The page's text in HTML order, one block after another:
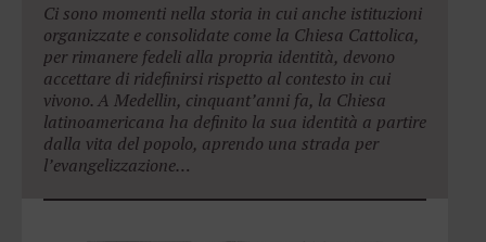
Ci sono momenti nella storia in cui anche istituzioni
organizzate e consolidate come la Chiesa Cattolica,
per rimanere fedeli alla propria identità, devono
accettare di ridefinirsi rispetto al contesto in cui
vivono. A Medellin, cinquant’anni fa, la Chiesa
latinoamericana ha definito la sua identità a partire
dalla vita del popolo, aprendo una strada per
l’evangelizzazione…